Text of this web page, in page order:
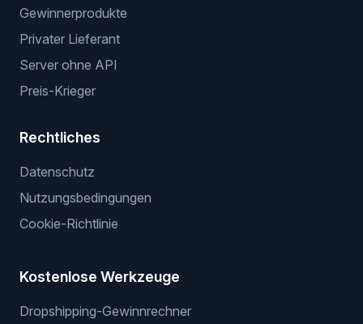
Gewinnerprodukte
Privater Lieferant
Server ohne API
Preis-Krieger
Rechtliches
Datenschutz
Nutzungsbedingungen
Cookie-Richtlinie
Kostenlose Werkzeuge
Dropshipping-Gewinnrechner